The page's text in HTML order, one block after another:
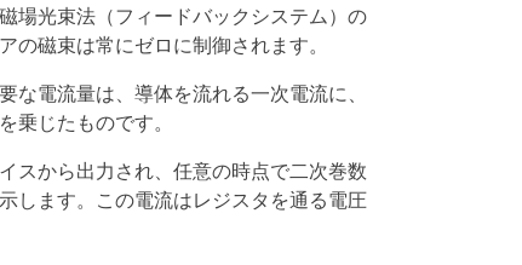
場光束法（フィードバックシステム）の
の磁束は常にゼロに制御されます。
な電流量は、導体を流れる一次電流に、
乗じたものです。
スから出力され、任意の時点で二次巻数
します。この電流はレジスタを通る電圧